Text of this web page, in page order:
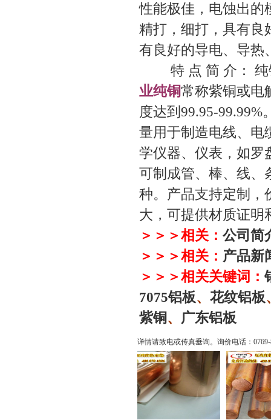
性能极佳，电蚀出的
精打，细打，具有良
有良好的导电、导热
特 点 简 介： 纯
业纯铜常称紫铜或电
度达到99.95-99.99%
量用于制造电线、电
学仪器、仪表，如罗
可制成管、棒、线、
种。产品支持定制，
大，可提供材质证明
＞＞＞相关： 公司简
＞＞＞相关： 产品新
＞＞＞相关关键词：
7075铝板、 花纹铝板
紫铜、 广东铝板
详情请致电或传真垂询。询价电话：